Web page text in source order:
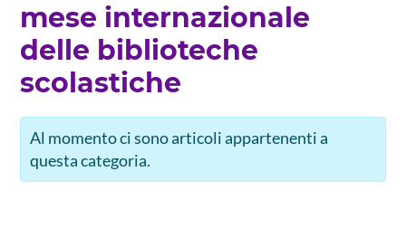
mese internazionale
delle biblioteche
scolastiche
Al momento ci sono articoli appartenenti a
questa categoria.